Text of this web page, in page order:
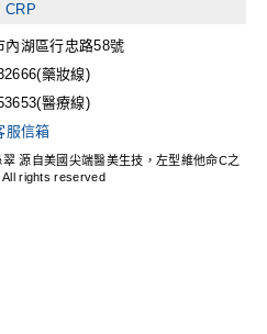
CRP
內湖區行忠路58號
藥妝線)
醫療線)
服信箱
源自美國尖端醫美生技，左型維他命C之
All rights reserved